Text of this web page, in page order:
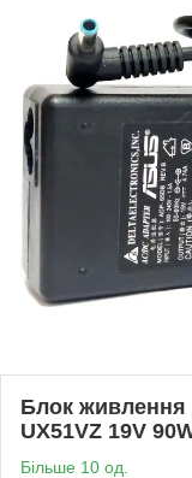
Блок живлення
UX51VZ 19V
Більше 10 од.